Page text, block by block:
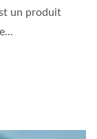
un produit